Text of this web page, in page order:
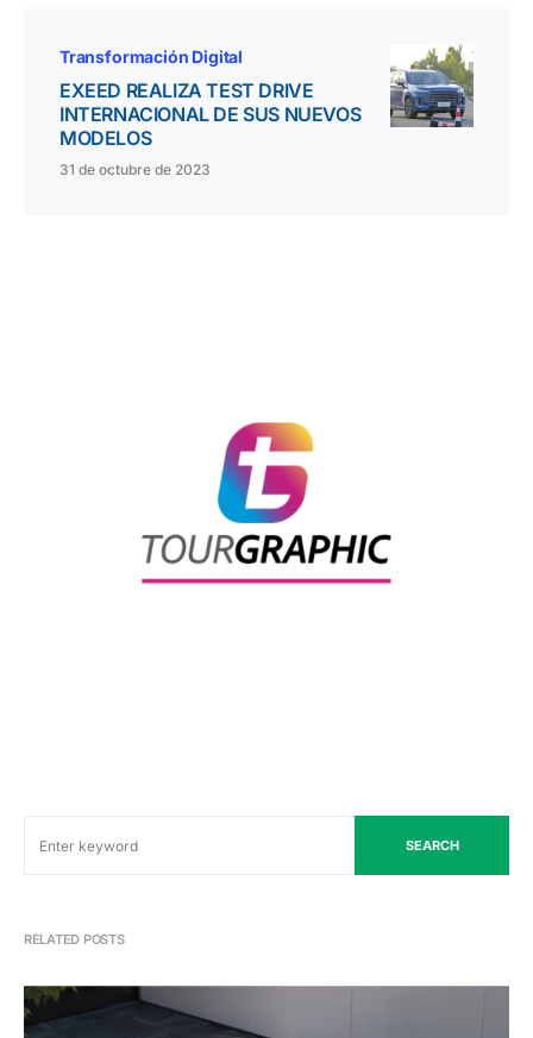
Transformación Digital
EXEED REALIZA TEST DRIVE
INTERNACIONAL DE SUS NUEVOS
MODELOS
31 de octubre de 2023
SEARCH
RELATED POSTS